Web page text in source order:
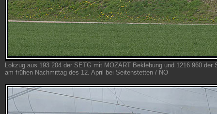
Lokzug aus 193 204 der SETG mit MOZART Beklebung und 1216 960 der
am frühen Nachmittag des 12. April bei Seitenstetten / NÖ